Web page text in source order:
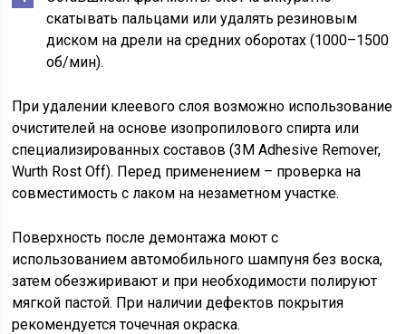
скатывать пальцами или удалять резиновым
диском на дрели на средних оборотах (1000–1500
об/мин).
При удалении клеевого слоя возможно использование
очистителей на основе изопропилового спирта или
специализированных составов (3M Adhesive Remover,
Wurth Rost Off). Перед применением – проверка на
совместимость с лаком на незаметном участке.
Поверхность после демонтажа моют с
использованием автомобильного шампуня без воска,
затем обезжиривают и при необходимости полируют
мягкой пастой. При наличии дефектов покрытия
рекомендуется точечная окраска.